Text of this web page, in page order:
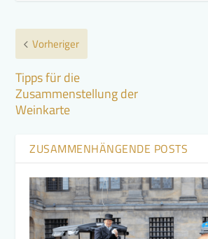
Vorheriger
Tipps für die
Zusammenstellung der
Weinkarte
ZUSAMMENHÄNGENDE POSTS